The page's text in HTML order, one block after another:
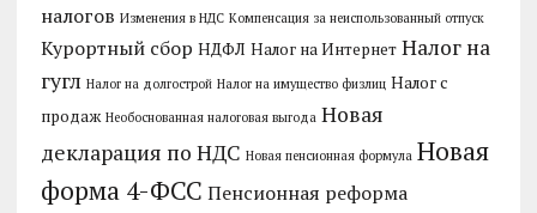
налогов Изменения в НДС Компенсация за неиспользованный отпуск
Курортный сбор НДФЛ Налог на Интернет Налог на
гугл Налог на долгострой Налог на имущество физлиц Налог с
продаж Необоснованная налоговая выгода Новая
декларация по НДС Новая пенсионная формула Новая
форма 4-ФСС Пенсионная реформа